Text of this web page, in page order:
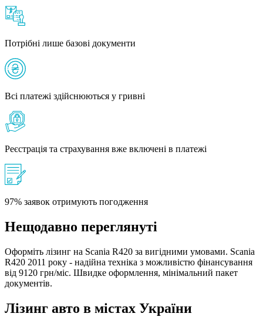
Потрібні лише базові документи
Всі платежі здійснюються у гривні
Реєстрація та страхування вже включені в платежі
97% заявок отримують погодження
Нещодавно переглянуті
Оформіть лізинг на Scania R420 за вигідними умовами. Scania
R420 2011 року - надійна техніка з можливістю фінансування
від 9120 грн/міс. Швидке оформлення, мінімальний пакет
документів.
Лізинг авто в містах України